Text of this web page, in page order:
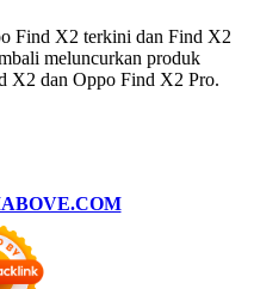
Find X2 terkini dan Find X2
meluncurkan produk
X2 dan Oppo Find X2 Pro.